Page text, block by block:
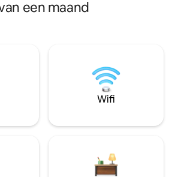
een maand
Wifi